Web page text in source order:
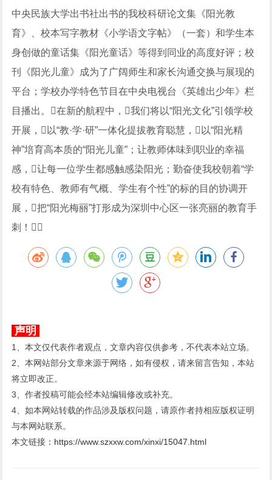
中央民族大学出书社出书的我校科研论文集《阳光教
育》、校本写字教材《小学语文字帖》（一套）和学生本
身创做的童话集《阳光童话》等得到同业的高度好评；校
刊《阳光儿童》成为了广阔师生和家长沟通交换与展现的
平台；学校办学特色节目在中央电视台《英雄出少年》栏
目播出。在新的航程中，我们将以“阳光文化”引领学校
开展，以“教·学·研”一体化提拔教育聪慧，以“阳光精
神”培育高本质的“阳光儿童”；让教师体味到职业的幸福
感，让每一位学生都感触感染阳光；勤奋使我校朝着“学
校有特色、教师有气概、学生有个性”的标的目的协调开
展，把“阳光梅丽”打形成为深圳中心区一张亮丽的教育手
刺！
声明
1、本文仅代表作者观点，文章内容仅供参考，不代表本站立场。
2、本网站部分文章来源于网络，如有侵权，请来留言告知，本站
将立即改正。
3、作者投稿可能会经本站编辑修改或补充。
4、如本网站转载的作品涉及版权问题，请原作者持相应版权证明
与本网站联系。
本文链接： https://www.szxxw.com/xinxi/15047.html